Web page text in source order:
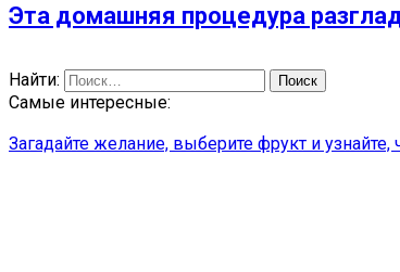
Эта домашняя процедура
Найти:
Самые интересные:
Загадайте желание, выберите фрукт и